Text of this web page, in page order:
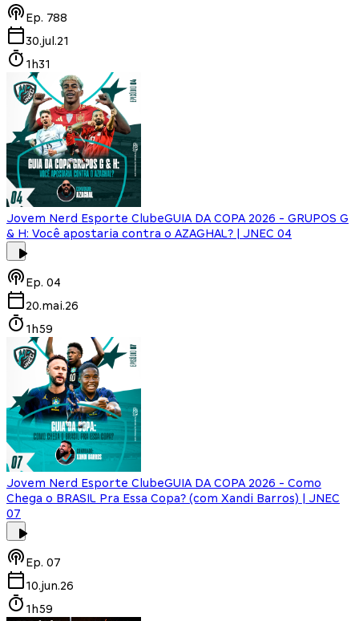
Ep. 788
30.jul.21
1h31
Jovem Nerd Esporte ClubeGUIA DA COPA 2026 - GRUPOS G
& H: Você apostaria contra o AZAGHAL? | JNEC 04
Ep. 04
20.mai.26
1h59
Jovem Nerd Esporte ClubeGUIA DA COPA 2026 - Como
Chega o BRASIL Pra Essa Copa? (com Xandi Barros) | JNEC
07
Ep. 07
10.jun.26
1h59